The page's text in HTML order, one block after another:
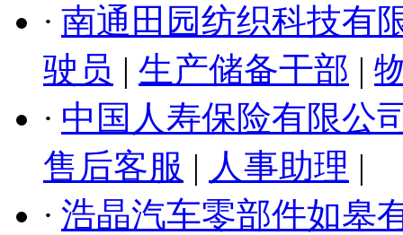
· 南通田园纺织科技有
驶员 | 生产储备干部 |
· 中国人寿保险有限公
售后客服 | 人事助理 |
· 浩晶汽车零部件如皋